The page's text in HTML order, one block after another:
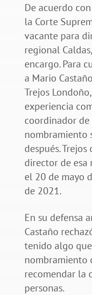
De acuerdo
la Corte
vacante para
regional
encargo. Para
a Mario
Trejos
experiencia
coordinador de
nombramiento
después.
director de esa
el 20 de mayo
de 2021.
En su defensa
Castaño
tenido algo
nombramiento
recomendar la
personas.